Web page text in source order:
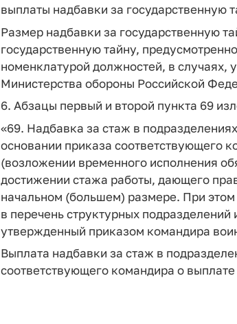
выплаты надбавки за государственную
Размер надбавки за государственную
государственную тайну,
номенклатурой должностей, в
Министерства обороны Российской
6. Абзацы первый и второй пункта 69
«69. Надбавка за стаж в
основании приказа соответствующего
(возложении временного исполнения
достижении стажа работы, дающего
начальном (большем) размере. При
в перечень структурных
утвержденный приказом командира
Выплата надбавки за стаж в
соответствующего командира о